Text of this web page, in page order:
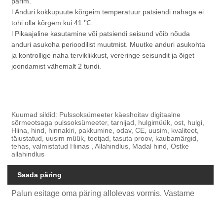
l Anduri kokkupuute kõrgeim temperatuur patsiendi nahaga ei
tohi olla kõrgem kui 41 ℃.
l Pikaajaline kasutamine või patsiendi seisund võib nõuda
anduri asukoha perioodilist muutmist. Muutke anduri asukohta
ja kontrollige naha terviklikkust, vereringe seisundit ja õiget
joondamist vähemalt 2 tundi.
Kuumad sildid: Pulssoksümeeter käeshoitav digitaalne
sõrmeotsaga pulssoksümeeter, tarnijad, hulgimüük, ost, hulgi,
Hiina, hind, hinnakiri, pakkumine, odav, CE, uusim, kvaliteet,
täiustatud, uusim müük, tootjad, tasuta proov, kaubamärgid,
tehas, valmistatud Hiinas , Allahindlus, Madal hind, Ostke
allahindlus
Saada päring
Palun esitage oma päring allolevas vormis. Vastame